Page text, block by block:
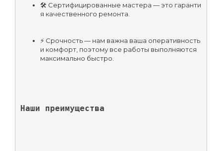
🛠️ Сертифицированные мастера — это гаранти
я качественного ремонта.
⚡ Срочность — нам важна ваша оперативность
и комфорт, поэтому все работы выполняются
максимально быстро.
Наши преимущества